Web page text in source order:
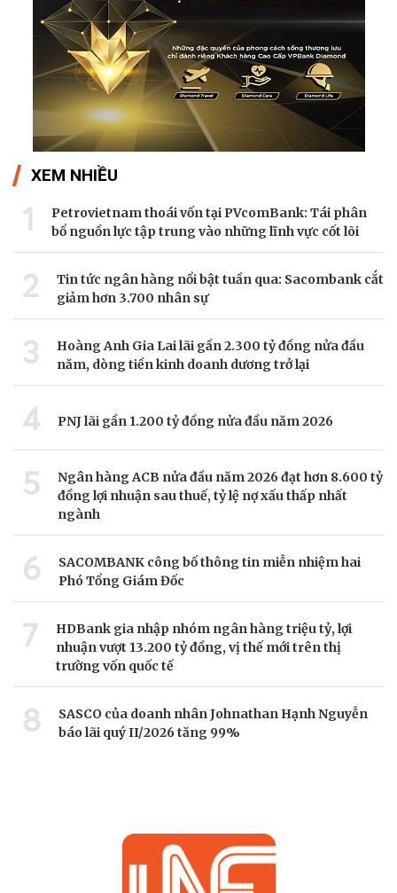
XEM NHIỀU
1
Petrovietnam thoái vốn tại PVcomBank: Tái phân
bổ nguồn lực tập trung vào những lĩnh vực cốt lõi
2
Tin tức ngân hàng nổi bật tuần qua: Sacombank cắt
giảm hơn 3.700 nhân sự
3
Hoàng Anh Gia Lai lãi gần 2.300 tỷ đồng nửa đầu
năm, dòng tiền kinh doanh dương trở lại
4 PNJ lãi gần 1.200 tỷ đồng nửa đầu năm 2026
5
Ngân hàng ACB nửa đầu năm 2026 đạt hơn 8.600 tỷ
đồng lợi nhuận sau thuế, tỷ lệ nợ xấu thấp nhất
ngành
6
SACOMBANK công bố thông tin miễn nhiệm hai
Phó Tổng Giám Đốc
7
HDBank gia nhập nhóm ngân hàng triệu tỷ, lợi
nhuận vượt 13.200 tỷ đồng, vị thế mới trên thị
trường vốn quốc tế
8
SASCO của doanh nhân Johnathan Hạnh Nguyễn
báo lãi quý II/2026 tăng 99%